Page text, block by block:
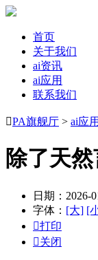
首页
关于我们
ai资讯
ai应用
联系我们
PA旗舰厅 > ai应用
除了天
日期：2026-
字体： [大] [
打印
关闭